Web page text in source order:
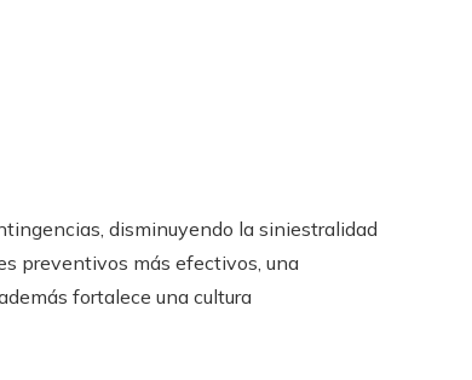
disminuyendo la siniestralidad
preventivos más efectivos, una
fortalece una cultura